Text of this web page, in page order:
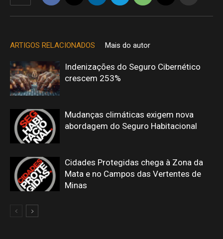
ARTIGOS RELACIONADOS Mais do autor
Indenizações do Seguro Cibernético
crescem 253%
Mudanças climáticas exigem nova
abordagem do Seguro Habitacional
Cidades Protegidas chega à Zona da
Mata e no Campos das Vertentes de
Minas